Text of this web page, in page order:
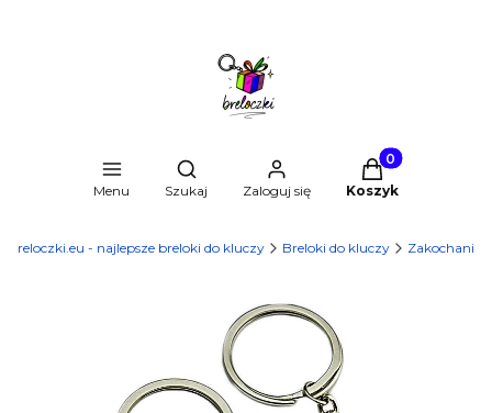
Menu
Otwórz wyszukiwarkę
Szukaj Zaloguj się
Produkty w
Koszyk
Breloczki.eu - najlepsze breloki do kluczy Breloki do kluczy Zakochani